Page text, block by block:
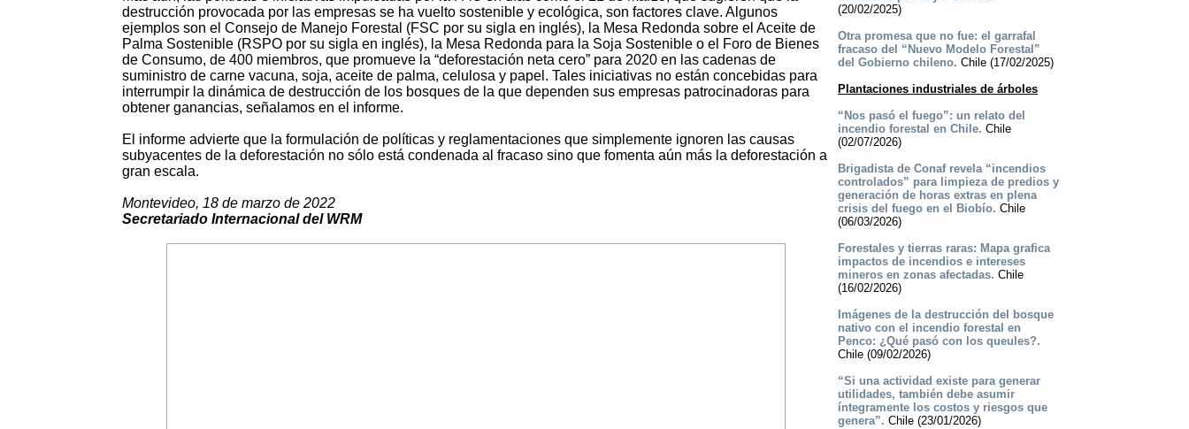
destrucción provocada por las empresas se ha vuelto sostenible y ecológica, son factores clave. Algunos
ejemplos son el Consejo de Manejo Forestal (FSC por su sigla en inglés), la Mesa Redonda sobre el Aceite de
Palma Sostenible (RSPO por su sigla en inglés), la Mesa Redonda para la Soja Sostenible o el Foro de Bienes
de Consumo, de 400 miembros, que promueve la “deforestación neta cero” para 2020 en las cadenas de
suministro de carne vacuna, soja, aceite de palma, celulosa y papel. Tales iniciativas no están concebidas para
interrumpir la dinámica de destrucción de los bosques de la que dependen sus empresas patrocinadoras para
obtener ganancias, señalamos en el informe.
El informe advierte que la formulación de políticas y reglamentaciones que simplemente ignoren las causas
subyacentes de la deforestación no sólo está condenada al fracaso sino que fomenta aún más la deforestación a
gran escala.
Montevideo, 18 de marzo de 2022
Secretariado Internacional del WRM
(20/02/2025)
Otra promesa que no fue: el garrafal
fracaso del “Nuevo Modelo Forestal”
del Gobierno chileno. Chile (17/02/2025)
Plantaciones industriales de árboles
“Nos pasó el fuego”: un relato del
incendio forestal en Chile. Chile
(02/07/2026)
Brigadista de Conaf revela “incendios
controlados” para limpieza de predios y
generación de horas extras en plena
crisis del fuego en el Biobío. Chile
(06/03/2026)
Forestales y tierras raras: Mapa grafica
impactos de incendios e intereses
mineros en zonas afectadas. Chile
(16/02/2026)
Imágenes de la destrucción del bosque
nativo con el incendio forestal en
Penco: ¿Qué pasó con los queules?.
Chile (09/02/2026)
“Si una actividad existe para generar
utilidades, también debe asumir
íntegramente los costos y riesgos que
genera”. Chile (23/01/2026)